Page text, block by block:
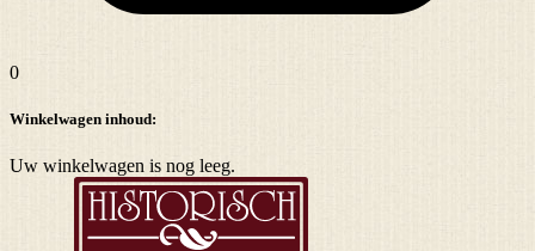
0
Winkelwagen inhoud:
Uw winkelwagen is nog leeg.